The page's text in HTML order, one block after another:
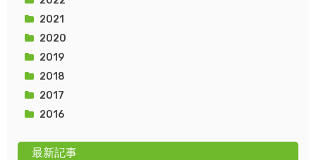
2021
2020
2019
2018
2017
2016
最新記事